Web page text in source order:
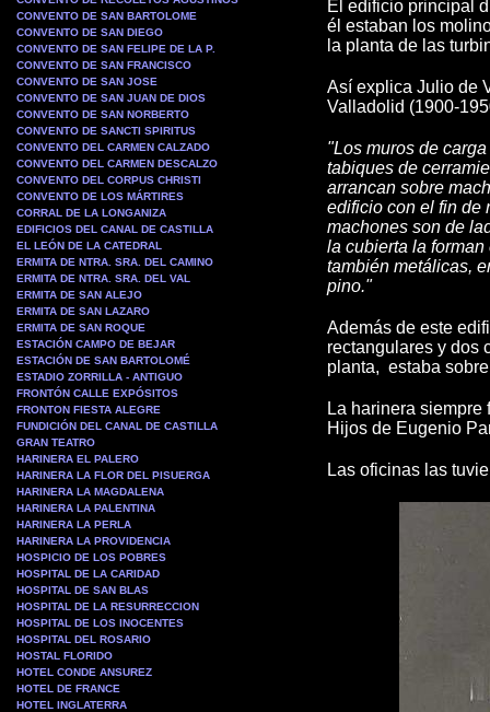
CONVENTO DE SAN BARTOLOME
CONVENTO DE SAN DIEGO
CONVENTO DE SAN FELIPE DE LA P.
CONVENTO DE SAN FRANCISCO
CONVENTO DE SAN JOSE
CONVENTO DE SAN JUAN DE DIOS
CONVENTO DE SAN NORBERTO
CONVENTO DE SANCTI SPIRITUS
CONVENTO DEL CARMEN CALZADO
CONVENTO DEL CARMEN DESCALZO
CONVENTO DEL CORPUS CHRISTI
CONVENTO DE LOS MÁRTIRES
CORRAL DE LA LONGANIZA
EDIFICIOS DEL CANAL DE CASTILLA
EL LEÓN DE LA CATEDRAL
ERMITA DE NTRA. SRA. DEL CAMINO
ERMITA DE NTRA. SRA. DEL VAL
ERMITA DE SAN ALEJO
ERMITA DE SAN LAZARO
ERMITA DE SAN ROQUE
ESTACIÓN CAMPO DE BEJAR
ESTACIÓN DE SAN BARTOLOMÉ
ESTADIO ZORRILLA - ANTIGUO
FRONTÓN CALLE EXPÓSITOS
FRONTON FIESTA ALEGRE
FUNDICIÓN DEL CANAL DE CASTILLA
GRAN TEATRO
HARINERA EL PALERO
HARINERA LA FLOR DEL PISUERGA
HARINERA LA MAGDALENA
HARINERA LA PALENTINA
HARINERA LA PERLA
HARINERA LA PROVIDENCIA
HOSPICIO DE LOS POBRES
HOSPITAL DE LA CARIDAD
HOSPITAL DE SAN BLAS
HOSPITAL DE LA RESURRECCION
HOSPITAL DE LOS INOCENTES
HOSPITAL DEL ROSARIO
HOSTAL FLORIDO
HOTEL CONDE ANSUREZ
HOTEL DE FRANCE
HOTEL INGLATERRA
El edificio principal
él estaban los
la planta de las
Así explica Julio de
Valladolid (1900-
"Los muros de
tabiques de
arrancan sobre
edificio con el fin de
machones son de
la cubierta la forman
también metálicas,
pino."
Además de este
rectangulares y dos
planta, estaba
La harinera
Hijos de Eugenio
Las oficinas las